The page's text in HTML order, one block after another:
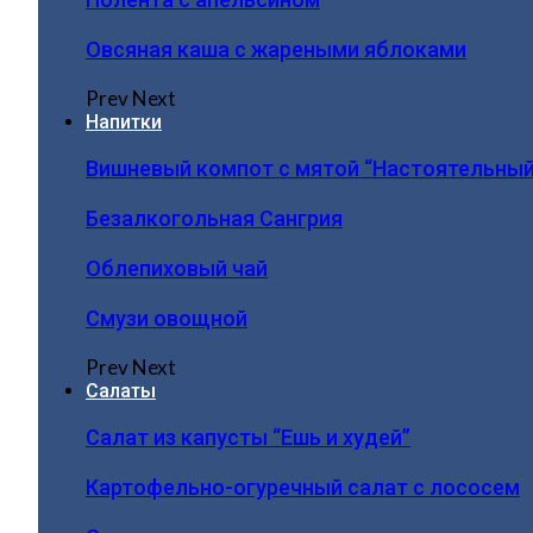
Овсяная каша с жареными яблоками
PrevNext
Напитки
Вишневый компот с мятой
Безалкогольная Сангрия
Облепиховый чай
Смузи овощной
PrevNext
Салаты
Салат из капусты “Ешь и худей”
Картофельно-огуречный салат с лососем